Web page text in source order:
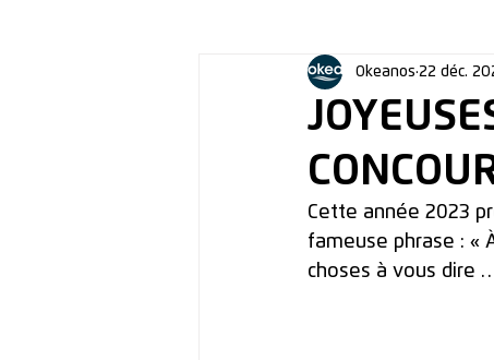
VOTRE PROJET Okeanos 22 déc.
Cette année 2023
fameuse phrase : «
choses à vous dire